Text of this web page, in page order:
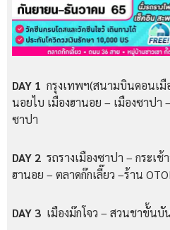
DAY 1 กรุงเทพฯ(สนามบินดอนเมื
นอยไบ เมืองฮานอย – เมืองซาป
ซาปา
DAY 2 รถรางเมืองซาปา – กระเ
ฮานอย – ตลาดก๊กเลี๊ยว –ร้าน
DAY 3 เมืองม๊กโจว – สวนชาขั้นบั